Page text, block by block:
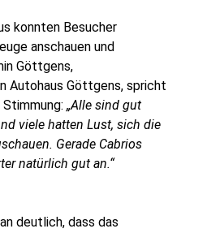
konnten Besucher
anschauen und
Göttgens,
Autohaus Göttgens, spricht
„Alle sind gut
viele hatten Lust, sich die
Gerade Cabrios
natürlich gut an.“
deutlich, dass das